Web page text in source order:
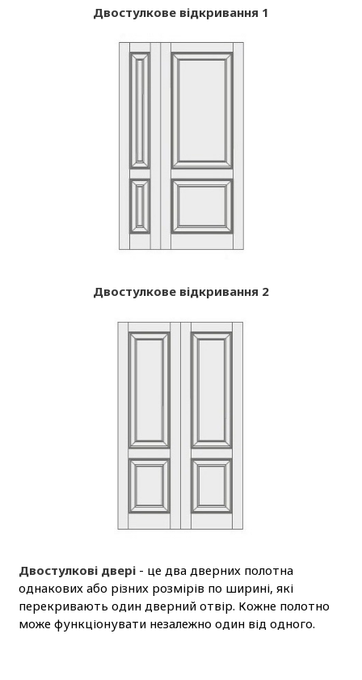
Двостулкове відкривання 1
Двостулкове відкривання 2
Двостулкові двері- це два дверних полотна
однакових або різних розмірів по ширині, які
перекривають один дверний отвір. Кожне полотно
може функціонувати незалежно один від одного.